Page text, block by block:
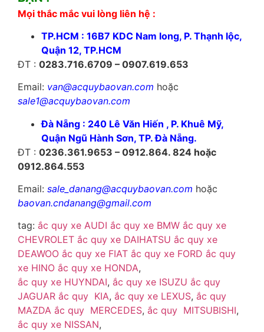
Mọi thắc mắc vui lòng liên hệ :
TP.HCM : 16B7 KDC Nam long, P. Thạnh lộc,
Quận 12, TP.HCM
ĐT : 0283.716.6709 – 0907.619.653
Email: van@acquybaovan.com hoặc
sale1@acquybaovan.com
Đà Nẵng : 240 Lê Văn Hiến , P. Khuê Mỹ,
Quận Ngũ Hành Sơn, TP. Đà Nẵng.
ĐT : 0236.361.9653 – 0912.864. 824 hoặc
0912.864.553
Email: sale_danang@acquybaovan.com hoặc
baovan.cndanang@gmail.com
tag: ắc quy xe AUDI ắc quy xe BMW ắc quy xe
CHEVROLET ắc quy xe DAIHATSU ắc quy xe
DEAWOO ắc quy xe FIAT ắc quy xe FORD ắc quy
xe HINO ắc quy xe HONDA,
ắc quy xe HUYNDAI, ắc quy xe ISUZU ắc quy
JAGUAR ắc quy KIA, ắc quy xe LEXUS, ắc quy
MAZDA ắc quy MERCEDES, ắc quy MITSUBISHI,
ắc quy xe NISSAN,